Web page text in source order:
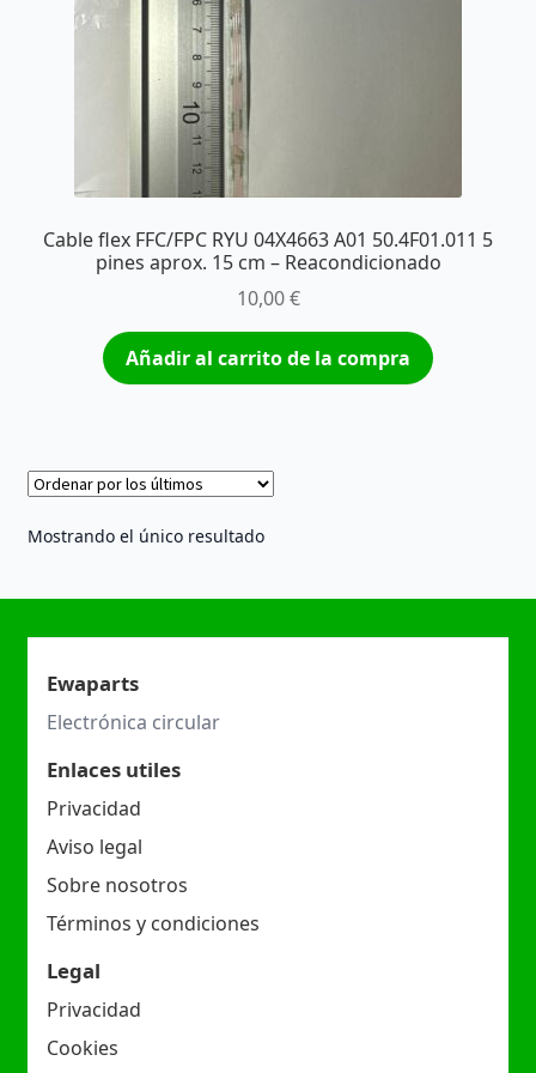
Cable flex FFC/FPC RYU 04X4663 A01 50.4F01.011 5
pines aprox. 15 cm – Reacondicionado
10,00€
Añadir al carrito de la compra
Mostrando el único resultado
Ewaparts
Electrónica circular
Enlaces utiles
Privacidad
Aviso legal
Sobre nosotros
Términos y condiciones
Legal
Privacidad
Cookies